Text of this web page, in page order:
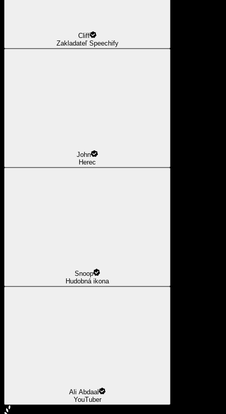
Cliff
Zakladateľ Speechify
John
Herec
Snoop
Hudobná ikona
Ali Abdaal
YouTuber